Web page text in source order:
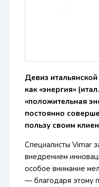
Девиз
как «энергия»
«положительная
постоянно
пользу своим
Специалисты Vimar
внедрением
особое внимание
— благодаря этому